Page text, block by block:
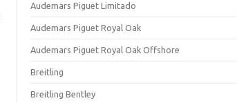
Audemars Piguet Limitado
Audemars Piguet Royal Oak
Audemars Piguet Royal Oak Offshore
Breitling
Breitling Bentley